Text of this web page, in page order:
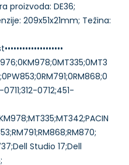
proizvoda: DE36;
209x51x21mm; Težina:
0712;451-
Studio 17;Dell